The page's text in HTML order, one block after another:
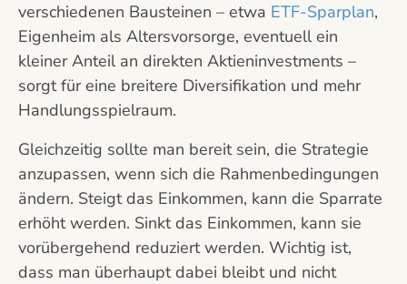
verschiedenen Bausteinen – etwa ETF-Sparplan,
Eigenheim als Altersvorsorge, eventuell ein
kleiner Anteil an direkten Aktieninvestments –
sorgt für eine breitere Diversifikation und mehr
Handlungsspielraum.
Gleichzeitig sollte man bereit sein, die Strategie
anzupassen, wenn sich die Rahmenbedingungen
ändern. Steigt das Einkommen, kann die Sparrate
erhöht werden. Sinkt das Einkommen, kann sie
vorübergehend reduziert werden. Wichtig ist,
dass man überhaupt dabei bleibt und nicht